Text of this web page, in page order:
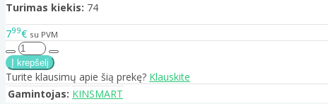
Turimas kiekis: 74
799€ su PVM
Turite klausimų apie šią prekę? Klauskite
Gamintojas: KINSMART